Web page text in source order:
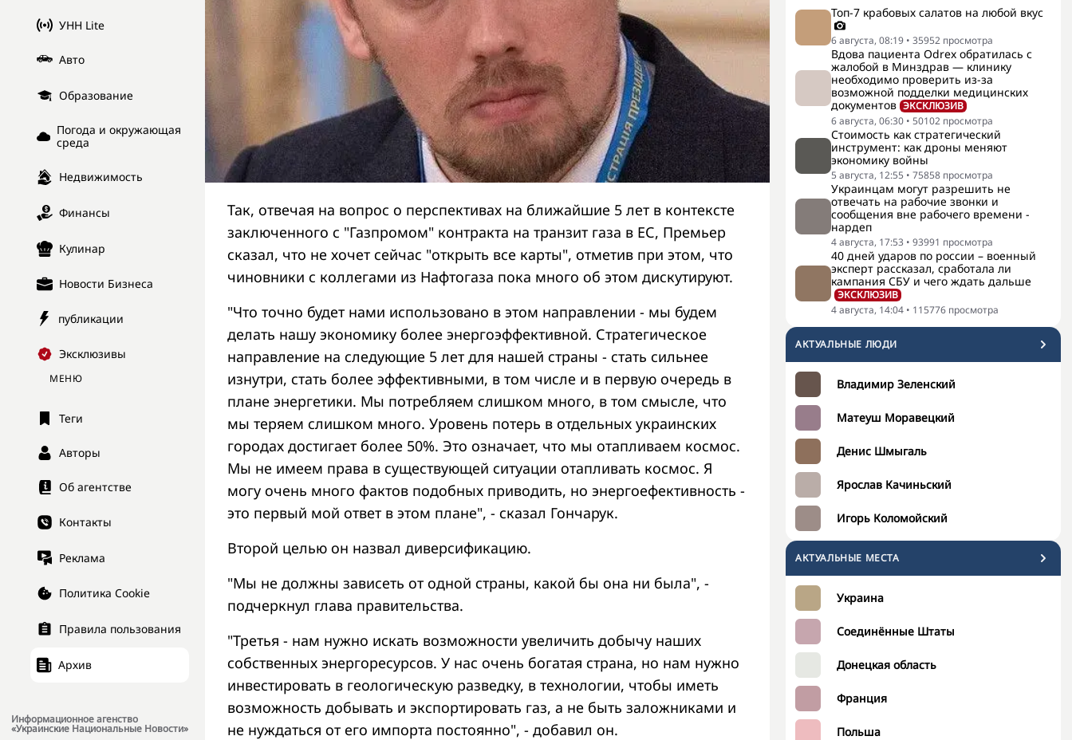
УНН Lite
Авто
Образование
Погода и окружающая
среда
Недвижимость
Финансы
Кулинар
Новости Бизнеса
публикации
Эксклюзивы
МЕНЮ
Теги
Авторы
Об агентстве
Контакты
Реклама
Политика Cookie
Правила пользования
Архив
Информационное агенство
«Украинские Национальные Новости»
Топ-7 крабовых салатов на любой вкус
6 августа, 08:19 • 35952 просмотра
Вдова пациента Odrex обратилась с
жалобой в Минздрав — клинику
необходимо проверить из-за
возможной подделки медицинских
документов ЭКСКЛЮЗИВ
6 августа, 06:30 • 50102 просмотра
Стоимость как стратегический
инструмент: как дроны меняют
экономику войны
5 августа, 12:55 • 75858 просмотра
Украинцам могут разрешить не
отвечать на рабочие звонки и
сообщения вне рабочего времени -
нардеп
4 августа, 17:53 • 93991 просмотра
40 дней ударов по россии – военный
эксперт рассказал, сработала ли
кампания СБУ и чего ждать дальше
ЭКСКЛЮЗИВ
4 августа, 14:04 • 115776 просмотра
АКТУАЛЬНЫЕ ЛЮДИ
Владимир Зеленский
Матеуш Моравецкий
Денис Шмыгаль
Ярослав Качиньский
Игорь Коломойский
АКТУАЛЬНЫЕ МЕСТА
Украина
Соединённые Штаты
Донецкая область
Франция
Польша
Так, отвечая на вопрос о перспективах на ближайшие 5 лет в контексте
заключенного с "Газпромом" контракта на транзит газа в ЕС, Премьер
сказал, что не хочет сейчас "открыть все карты", отметив при этом, что
чиновники с коллегами из Нафтогаза пока много об этом дискутируют.
"Что точно будет нами использовано в этом направлении - мы будем
делать нашу экономику более энергоэффективной. Стратегическое
направление на следующие 5 лет для нашей страны - стать сильнее
изнутри, стать более эффективными, в том числе и в первую очередь в
плане энергетики. Мы потребляем слишком много, в том смысле, что
мы теряем слишком много. Уровень потерь в отдельных украинских
городах достигает более 50%. Это означает, что мы отапливаем космос.
Мы не имеем права в существующей ситуации отапливать космос. Я
могу очень много фактов подобных приводить, но энергоефективность -
это первый мой ответ в этом плане", - сказал Гончарук.
Второй целью он назвал диверсификацию.
"Мы не должны зависеть от одной страны, какой бы она ни была", -
подчеркнул глава правительства.
"Третья - нам нужно искать возможности увеличить добычу наших
собственных энергоресурсов. У нас очень богатая страна, но нам нужно
инвестировать в геологическую разведку, в технологии, чтобы иметь
возможность добывать и экспортировать газ, а не быть заложниками и
не нуждаться от его импорта постоянно", - добавил он.